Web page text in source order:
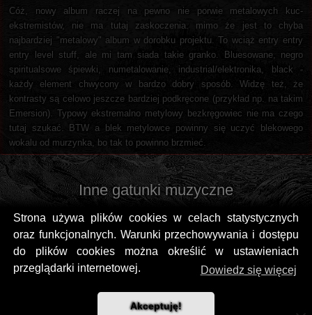
Strona używa plików cookies w celach statystycznych
oraz funkcjonalnych. Warunki przechowywania i dostępu
do plików cookies można określić w ustawieniach
przeglądarki internetowej.
Dowiedz się więcej
Akceptuję!
Cóż, nowy album raczej na pewno nie porwie metalowych kuc-
ekstremistów, nie ma tutaj zaskoczenia. mimo że jest to chyba
najbardziej "metalowy" album w dorobku projektu. To wciąż entry entry
entry level stuff, ale mi tam siada takie granko. Bluesowane, negro
spiritualsowe śpiewki, numetalowanie, industrial/elektronika, black -
każdy element chwycony w bardzo dobry sposób. Widzę też, że
kontrasty są celowo jeszcze bardziej podkręcone (przykład np. na takim
Emersion). Typowy ekstremalno metylowy bezkręgowiec nie ma czego
tutaj szukać. BTW a blek metylowce powinny się uczyć blekowego
wokalu od murzynka, bo tak to powinno brzmieć.
Inne gatunki muzyczne